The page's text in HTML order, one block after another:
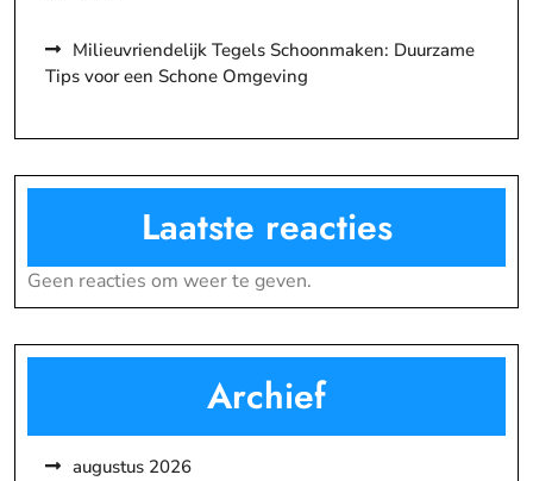
Milieuvriendelijk Tegels Schoonmaken: Duurzame
Tips voor een Schone Omgeving
Laatste reacties
Geen reacties om weer te geven.
Archief
augustus 2026